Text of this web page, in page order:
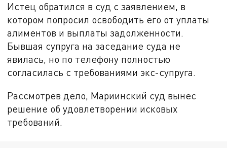
Истец обратился в суд с заявлением, в
котором попросил освободить его от уплаты
алиментов и выплаты задолженности.
Бывшая супруга на заседание суда не
явилась, но по телефону полностью
согласилась с требованиями экс-супруга.
Рассмотрев дело, Мариинский суд вынес
решение об удовлетворении исковых
требований.